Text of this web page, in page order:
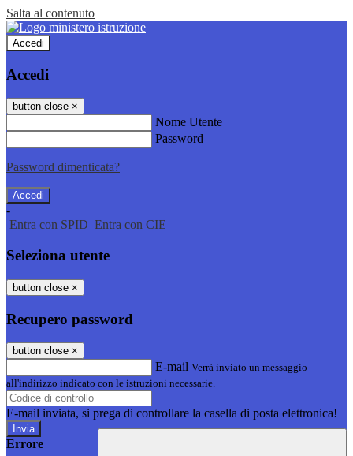
Salta al contenuto
Accedi
Accedi
button close ×
Nome Utente
Password
Password dimenticata?
-
Entra con SPID Entra con CIE
Seleziona utente
button close ×
Recupero password
button close ×
E-mail Verrà inviato un messaggio
all'indirizzo indicato con le istruzioni necessarie.
E-mail inviata, si prega di controllare la casella di posta elettronica!
Errore